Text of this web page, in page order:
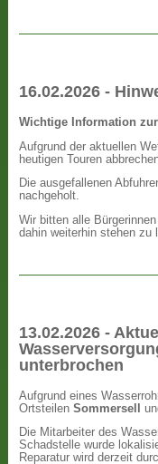
16.02.2026 -
Wichtige Information
Aufgrund der aktuellen
heutigen Touren
Die ausgefallenen
nachgeholt.
Wir bitten alle
dahin weiterhin stehen zu
13.02.2026 -
unterbrochen
Aufgrund eines
OrtsteilenSommersell
Die Mitarbeiter des
Schadstelle wurde
Reparatur wird derzeit